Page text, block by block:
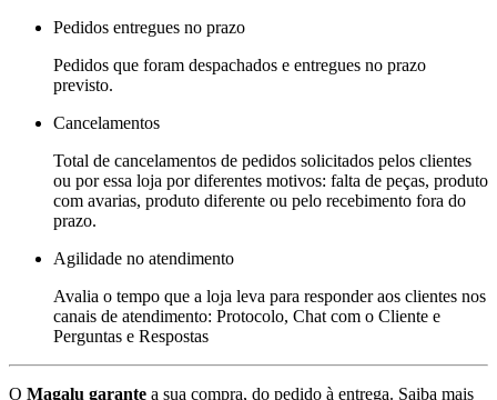
Pedidos entregues no prazo
Pedidos que foram despachados e entregues no prazo
previsto.
Cancelamentos
Total de cancelamentos de pedidos solicitados pelos clientes
ou por essa loja por diferentes motivos: falta de peças, produto
com avarias, produto diferente ou pelo recebimento fora do
prazo.
Agilidade no atendimento
Avalia o tempo que a loja leva para responder aos clientes nos
canais de atendimento: Protocolo, Chat com o Cliente e
Perguntas e Respostas
O Magalu garante a sua compra, do pedido à entrega. Saiba mais